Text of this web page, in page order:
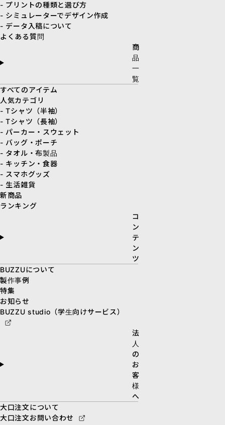
- プリントの種類と選び方
- シミュレーターでデザイン作成
- データ入稿について
よくある質問
商
品
一
覧
すべてのアイテム
人気カテゴリ
- Tシャツ（半袖）
- Tシャツ（長袖）
- パーカー・スウェット
- バッグ・ポーチ
- タオル・布製品
- キッチン・食器
- スマホグッズ
- 生活雑貨
新商品
ランキング
コ
ン
テ
ン
ツ
BUZZUについて
製作事例
特集
お知らせ
BUZZU studio（学生向けサービス）
法
人
の
お
客
様
へ
大口注文について
大口注文お問い合わせ